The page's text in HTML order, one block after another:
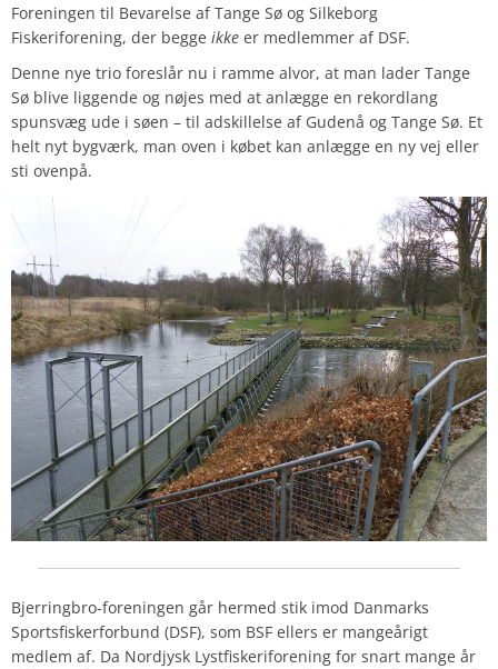
Foreningen til Bevarelse af Tange Sø og Silkeborg
Fiskeriforening, der begge ikke er medlemmer af DSF.
Denne nye trio foreslår nu i ramme alvor, at man lader Tange
Sø blive liggende og nøjes med at anlægge en rekordlang
spunsvæg ude i søen – til adskillelse af Gudenå og Tange Sø. Et
helt nyt bygværk, man oven i købet kan anlægge en ny vej eller
sti ovenpå.
Bjerringbro-foreningen går hermed stik imod Danmarks
Sportsfiskerforbund (DSF), som BSF ellers er mangeårigt
medlem af. Da Nordjysk Lystfiskeriforening for snart mange år